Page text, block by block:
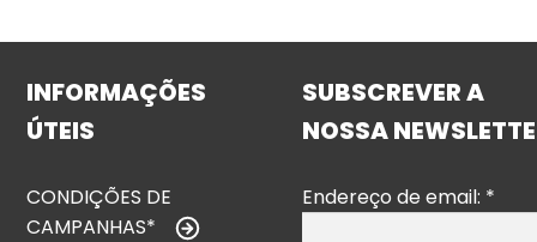
INFORMAÇÕES
ÚTEIS
CONDIÇÕES DE
CAMPANHAS*
SUBSCREVER A
NOSSA
Endereço de email: *